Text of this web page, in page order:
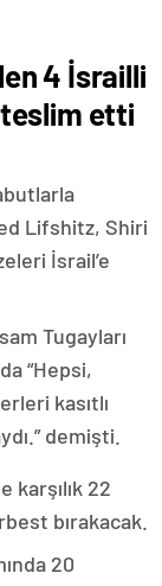
4 İsrailli
teslim etti
Lifshitz, Shiri
İsrail’e
Tugayları
“Hepsi,
kasıtlı
demişti.
karşılık 22
bırakacak.
20